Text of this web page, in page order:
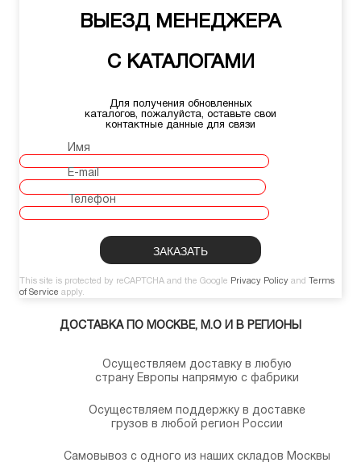
ВЫЕЗД МЕНЕДЖЕРА
С КАТАЛОГАМИ
Для получения обновленных
каталогов, пожалуйста, оставьте свои
контактные данные для связи
Имя
E-mail
Телефон
This site is protected by reCAPTCHA and the Google Privacy Policy and
Terms
of Service apply.
ДОСТАВКА ПО МОСКВЕ, М.О И В РЕГИОНЫ
Осуществляем доставку в любую
страну Европы напрямую с фабрики
Осуществляем поддержку в доставке
грузов в любой регион России
Самовывоз с одного из наших складов Москвы